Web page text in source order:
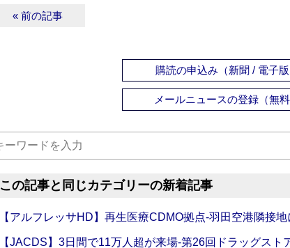
« 前の記事
購読の申込み（新聞 / 電子版
メールニュースの登録（無料
この記事と同じカテゴリーの新着記事
【アルフレッサHD】再生医療CDMO拠点‐羽田空港隣接地
【JACDS】3日間で11万人超が来場‐第26回ドラッグスト